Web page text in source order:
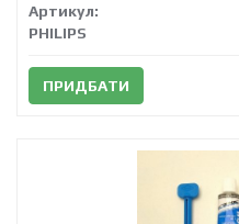
Артикул:
PHILIPS
ПРИДБАТИ